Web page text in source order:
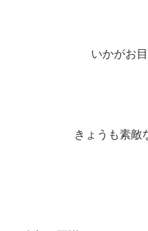
いかがお
きょうも素敵